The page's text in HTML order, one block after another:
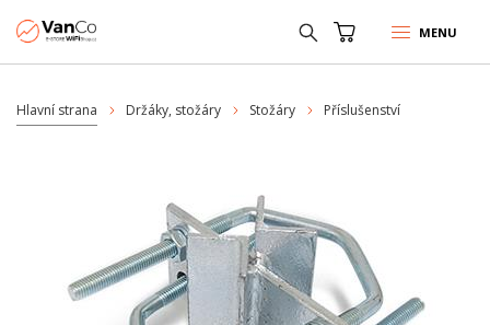
MENU
Hlavní strana Držáky, stožáry Stožáry Příslušenství